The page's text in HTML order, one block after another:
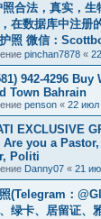
合法，真实，
在数据库中注册
照 微信：
pinchan7878 «
942-4296
Town Bahrain
penson « 22 июл
EXCLUSIVE
Are you a
Politi
Danny07 « 21
(Telegram：
绿卡、居留证、